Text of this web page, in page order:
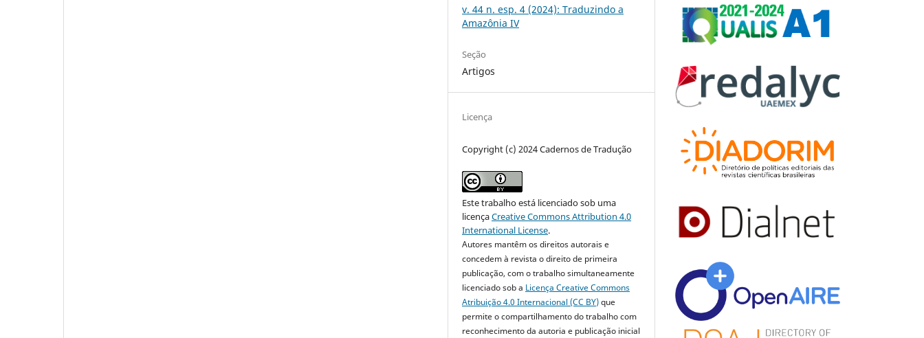
v. 44 n. esp. 4 (2024): Traduzindo a
Amazônia IV
Seção
Artigos
Licença
Copyright (c) 2024 Cadernos de Tradução
Este trabalho está licenciado sob uma
licençaCreative Commons Attribution 4.0
International License.
Autores mantêm os direitos autorais e
concedem à revista o direito de primeira
publicação, com o trabalho simultaneamente
licenciado sob a Licença Creative Commons
Atribuição 4.0 Internacional (CC BY)que
permite o compartilhamento do trabalho com
reconhecimento da autoria e publicação inicial